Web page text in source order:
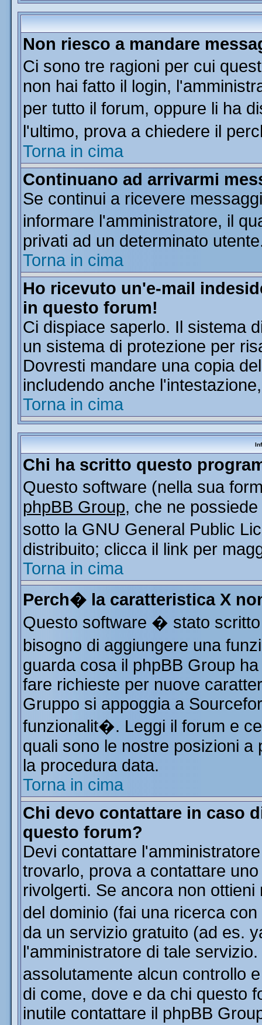
Non riesco a mandare
Ci sono tre ragioni per cui
non hai fatto il login,
per tutto il forum, oppure li ha
l'ultimo, prova a chiedere il
Torna in cima
Continuano ad arrivarmi
Se continui a ricevere
informare l'amministratore, il
privati ad un determinato
Torna in cima
Ho ricevuto un'e-mail
in questo forum!
Ci dispiace saperlo. Il sistema
un sistema di protezione per
Dovresti mandare una copia
includendo anche
Torna in cima
Chi ha scritto questo
Questo software (nella sua
phpBB Group, che ne
sotto la GNU General Public
distribuito; clicca il link per
Torna in cima
Perch� la caratteristica X
Questo software � stato
bisogno di aggiungere una
guarda cosa il phpBB Group
fare richieste per nuove
Gruppo si appoggia a
funzionalit�. Leggi il forum e
quali sono le nostre posizioni
la procedura data.
Torna in cima
Chi devo contattare in caso
questo forum?
Devi contattare
trovarlo, prova a contattare
rivolgerti. Se ancora non
del dominio (fai una ricerca
da un servizio gratuito (ad es.
l'amministratore di tale
assolutamente alcun controllo
di come, dove e da chi questo
inutile contattare il phpBB